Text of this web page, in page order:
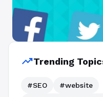
trending_upTrending
#SEO
#website